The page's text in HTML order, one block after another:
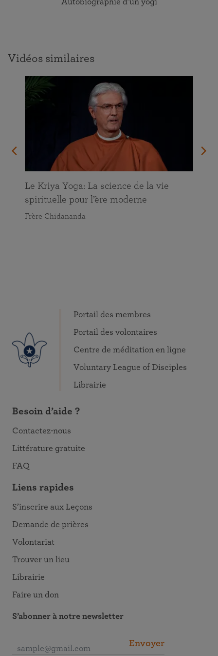
Autobiographie d’un yogi
Vidéos similaires
Le Kriya Yoga: La science de la vie
spirituelle pour l’ère moderne
Frère Chidananda
Portail des membres
Portail des volontaires
Centre de méditation en ligne
Voluntary League of Disciples
Librairie
Besoin d’aide ?
Contactez-nous
Littérature gratuite
FAQ
Liens rapides
S’inscrire aux Leçons
Demande de prières
Volontariat
Trouver un lieu
Librairie
Faire un don
S’abonner à notre newsletter
Envoyer